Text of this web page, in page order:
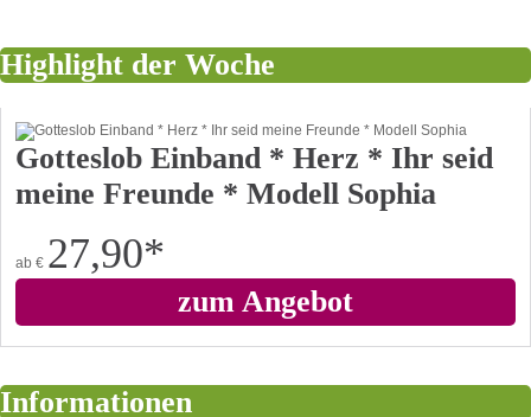
Highlight der Woche
Gotteslob Einband * Herz * Ihr seid
meine Freunde * Modell Sophia
ab € 27,90*
zum Angebot
Informationen